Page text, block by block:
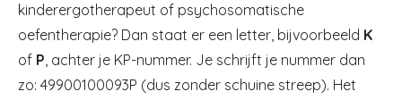
kinderergotherapeut of psychosomatische
oefentherapie? Dan staat er een letter, bijvoorbeeld K
of P, achter je KP-nummer. Je schrijft je nummer dan
zo: 49900100093P (dus zonder schuine streep). Het